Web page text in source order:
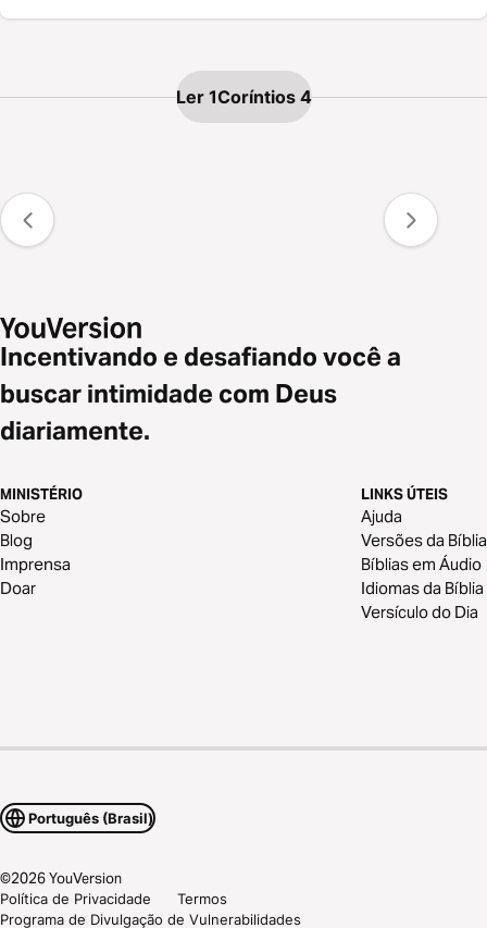
Ler 1Coríntios 4
Incentivando e desafiando você a
buscar intimidade com Deus
diariamente.
MINISTÉRIO
Sobre
Blog
Imprensa
Doar
LINKS ÚTEIS
Ajuda
Versões da Bíblia
Bíblias em Áudio
Idiomas da Bíblia
Versículo do Dia
Português (Brasil)
©2026YouVersion
Política de Privacidade
Termos
Programa de Divulgação de Vulnerabilidades